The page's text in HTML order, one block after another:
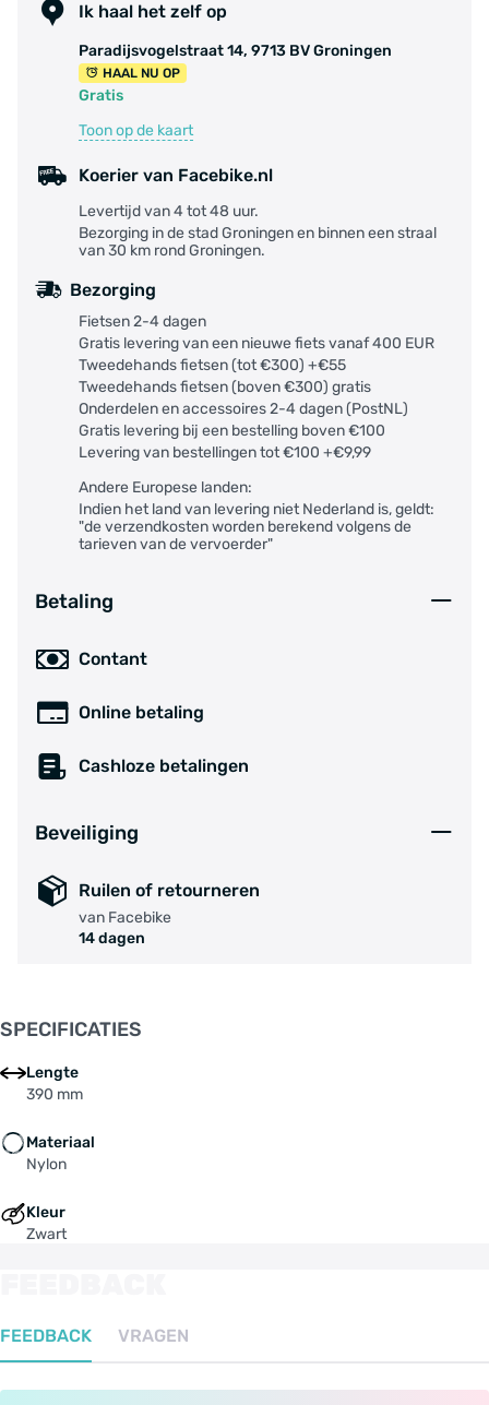
Ik haal het zelf op
Paradijsvogelstraat 14, 9713 BV Groningen
HAAL NU OP
Gratis
Toon op de kaart
Koerier van Facebike.nl
Levertijd van 4 tot 48 uur.
Bezorging in de stad Groningen en binnen een straal
van 30 km rond Groningen.
Bezorging
Fietsen 2-4 dagen
Gratis levering van een nieuwe fiets vanaf 400 EUR
Tweedehands fietsen (tot €300) +€55
Tweedehands fietsen (boven €300) gratis
Onderdelen en accessoires 2-4 dagen (PostNL)
Gratis levering bij een bestelling boven €100
Levering van bestellingen tot €100 +€9,99
Andere Europese landen:
Indien het land van levering niet Nederland is, geldt:
"de verzendkosten worden berekend volgens de
tarieven van de vervoerder"
Betaling
Contant
Online betaling
Cashloze betalingen
Beveiliging
Ruilen of retourneren
van Facebike
14 dagen
SPECIFICATIES
Lengte
390 mm
Materiaal
Nylon
Kleur
Zwart
FEEDBACK VRAGEN